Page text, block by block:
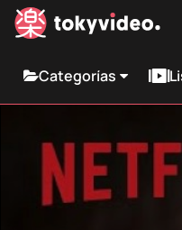
Categorías